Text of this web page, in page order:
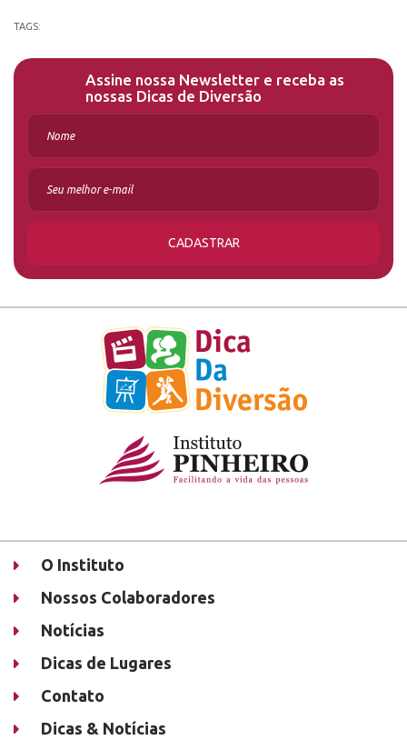
TAGS:
Assine nossa Newsletter e receba as
nossas Dicas de Diversão
CADASTRAR
O Instituto
Nossos Colaboradores
Notícias
Dicas de Lugares
Contato
Dicas & Notícias